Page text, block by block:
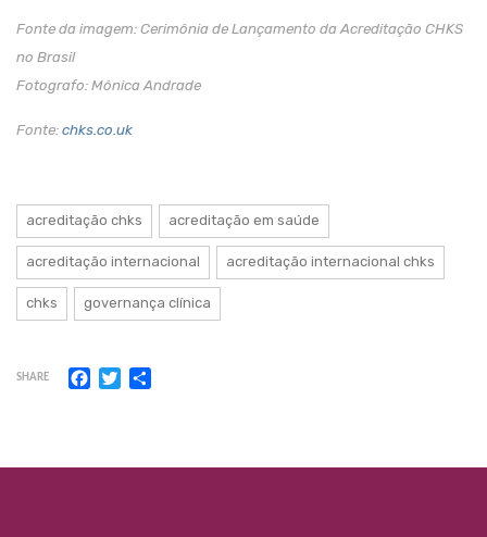
Fonte da imagem: Cerimônia de Lançamento da Acreditação CHKS
no Brasil
Fotografo: Mônica Andrade
Fonte: chks.co.uk
acreditação chks acreditação em saúde
acreditação internacional acreditação internacional chks
chks governança clínica
SHARE Facebook
Twitter